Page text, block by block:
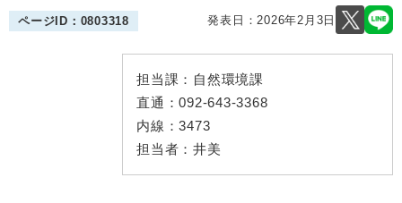
ページID：0803318 発表日：2026年2月3日
担当課： 自然環境課
直通：092-643-3368
内線：3473
担当者： 井美